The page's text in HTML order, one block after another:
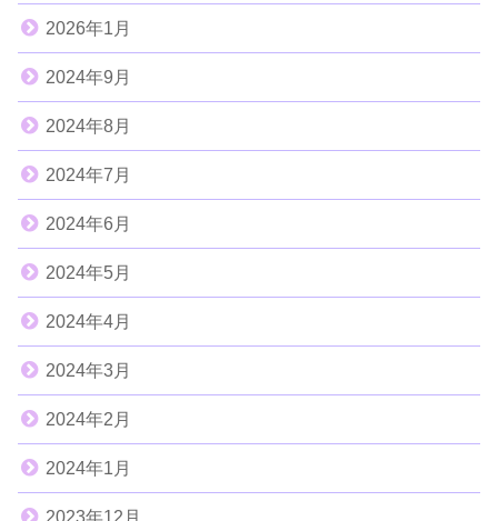
2026年1月
2024年9月
2024年8月
2024年7月
2024年6月
2024年5月
2024年4月
2024年3月
2024年2月
2024年1月